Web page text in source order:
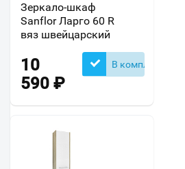
Зеркало-шкаф
Sanflor Ларго 60 R
вяз швейцарский
10
590 ₽
В комплекте